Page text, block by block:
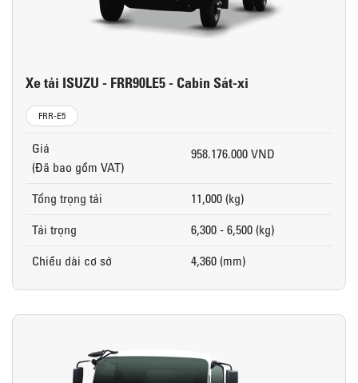
Xe tải ISUZU - FRR90LE5 - Cabin Sát-xi
FRR-E5
Giá
(Đã bao gồm VAT)
958.176.000 VND
Tổng trọng tải
11,000 (kg)
Tải trọng
6,300 - 6,500 (kg)
Chiều dài cơ sở
4,360 (mm)